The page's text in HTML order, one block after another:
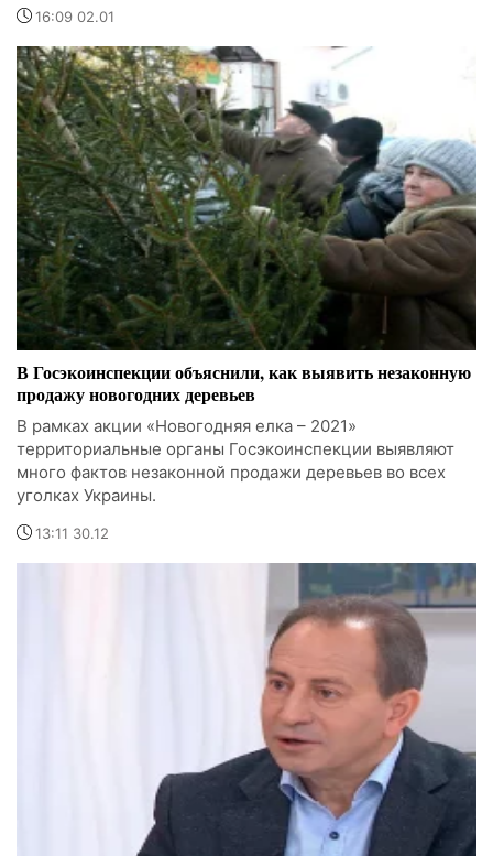
16:09 02.01
В Госэкоинспекции объяснили, как выявить незаконную
продажу новогодних деревьев
В рамках акции «Новогодняя елка – 2021»
территориальные органы Госэкоинспекции выявляют
много фактов незаконной продажи деревьев во всех
уголках Украины.
13:11 30.12